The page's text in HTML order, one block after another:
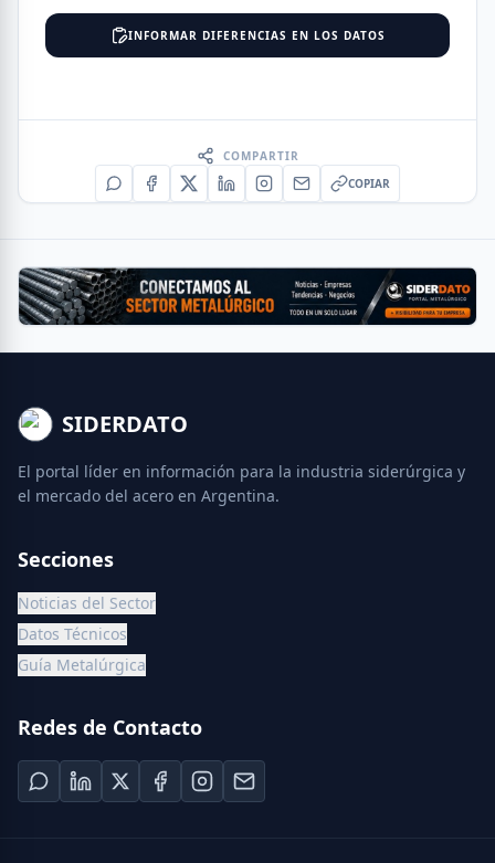
INFORMAR DIFERENCIAS EN LOS DATOS
COMPARTIR
COPIAR
SIDERDATO
El portal líder en información para la industria siderúrgica y
el mercado del acero en Argentina.
Secciones
Noticias del Sector
Datos Técnicos
Guía Metalúrgica
Redes de Contacto